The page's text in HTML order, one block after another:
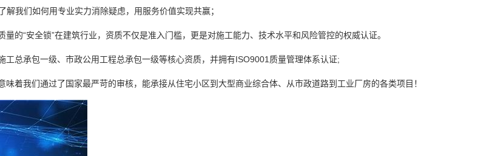
我们如何用专业实力消除疑虑，用服务价值实现共赢；
的“安全锁”在建筑行业，资质不仅是准入门槛，更是对施工能力、技术水平和风险管控的权威认证。
工总承包一级、市政公用工程总承包一级等核心资质，并拥有ISO9001质量管理体系认证;
着我们通过了国家最严苛的审核，能承接从住宅小区到大型商业综合体、从市政道路到工业厂房的各类项目！